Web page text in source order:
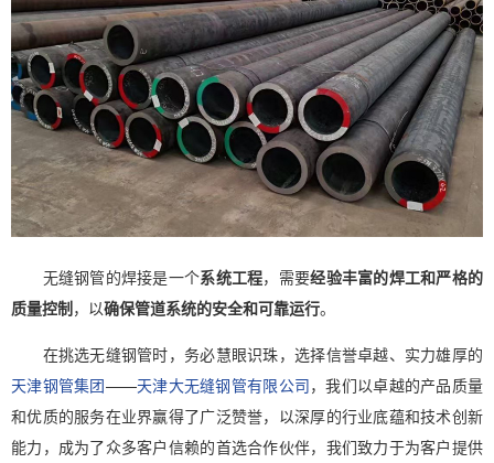
无缝钢管的焊接是一个系统工程，需要经验丰富的焊工和严格的
质量控制，以确保管道系统的安全和可靠运行。
在挑选无缝钢管时，务必慧眼识珠，选择信誉卓越、实力雄厚的
天津钢管集团——天津大无缝钢管有限公司，我们以卓越的产品质量
和优质的服务在业界赢得了广泛赞誉，以深厚的行业底蕴和技术创新
能力，成为了众多客户信赖的首选合作伙伴，我们致力于为客户提供